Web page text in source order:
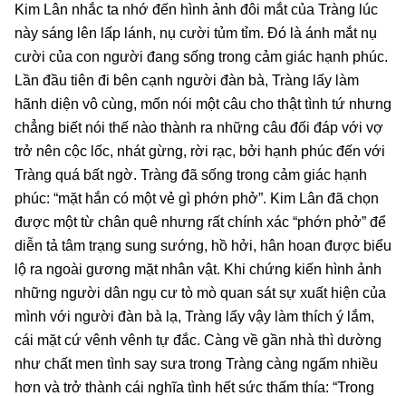
Kim Lân nhắc ta nhớ đến hình ảnh đôi mắt của Tràng lúc
này sáng lên lấp lánh, nụ cười tủm tỉm. Đó là ánh mắt nụ
cười của con người đang sống trong cảm giác hạnh phúc.
Lần đầu tiên đi bên cạnh người đàn bà, Tràng lấy làm
hãnh diện vô cùng, mốn nói một câu cho thật tình tứ nhưng
chẳng biết nói thế nào thành ra những câu đối đáp với vợ
trở nên cộc lốc, nhát gừng, rời rạc, bởi hạnh phúc đến với
Tràng quá bất ngờ. Tràng đã sống trong cảm giác hạnh
phúc: “mặt hắn có một vẻ gì phớn phở”. Kim Lân đã chọn
được một từ chân quê nhưng rất chính xác “phớn phở” để
diễn tả tâm trạng sung sướng, hồ hởi, hân hoan được biểu
lộ ra ngoài gương mặt nhân vật. Khi chứng kiến hình ảnh
những người dân ngụ cư tò mò quan sát sự xuất hiện của
mình với người đàn bà lạ, Tràng lấy vậy làm thích ý lắm,
cái mặt cứ vênh vênh tự đắc. Càng về gần nhà thì dường
như chất men tình say sưa trong Tràng càng ngấm nhiều
hơn và trở thành cái nghĩa tình hết sức thấm thía: “Trong